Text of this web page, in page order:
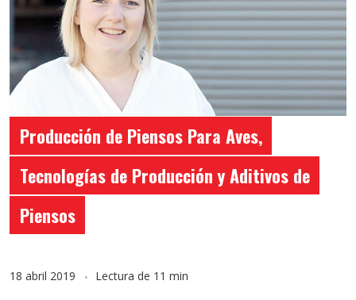
Producción de Piensos Para Aves,
Tecnologías de Producción y Aditivos de
Piensos
18 abril 2019 Lectura de 11 min